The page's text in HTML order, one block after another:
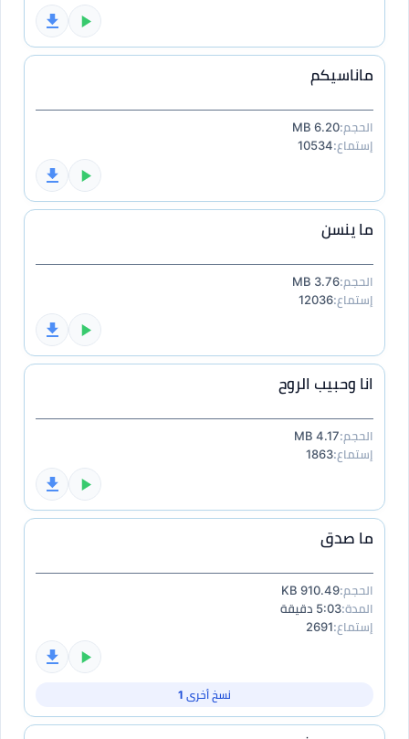
ماناسيكم
الحجم:6.20 MB
إستماع:10534
ما ينسن
الحجم:3.76 MB
إستماع:12036
انا وحبيب الروح
الحجم:4.17 MB
إستماع:1863
ما صدق
الحجم:910.49 KB
المدة:5:03 دقيقة
إستماع:2691
نسخ أخرى 1